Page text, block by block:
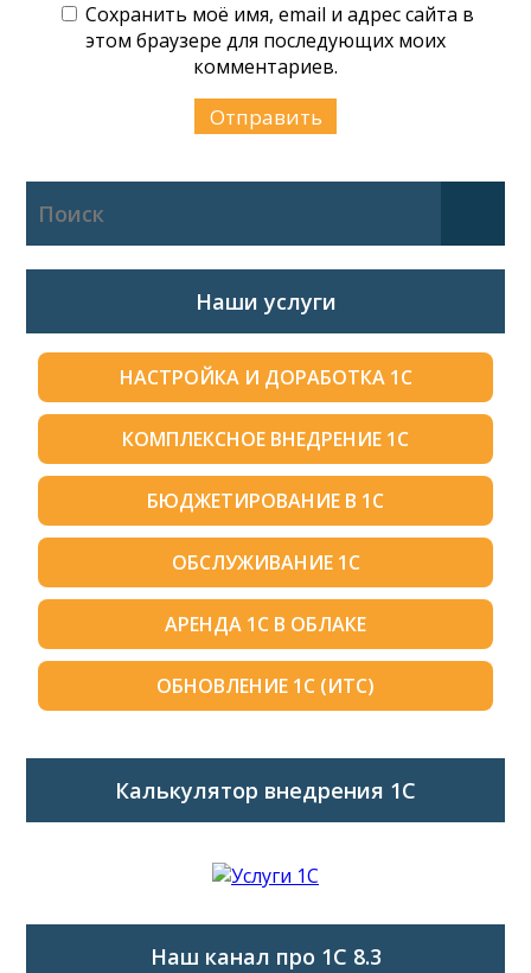
Сохранить моё имя, email и адрес сайта в
этом браузере для последующих моих
комментариев.
Наши услуги
НАСТРОЙКА И ДОРАБОТКА 1С
КОМПЛЕКСНОЕ ВНЕДРЕНИЕ 1С
БЮДЖЕТИРОВАНИЕ В 1С
ОБСЛУЖИВАНИЕ 1С
АРЕНДА 1С В ОБЛАКЕ
ОБНОВЛЕНИЕ 1С (ИТС)
Калькулятор внедрения 1C
Наш канал про 1С 8.3